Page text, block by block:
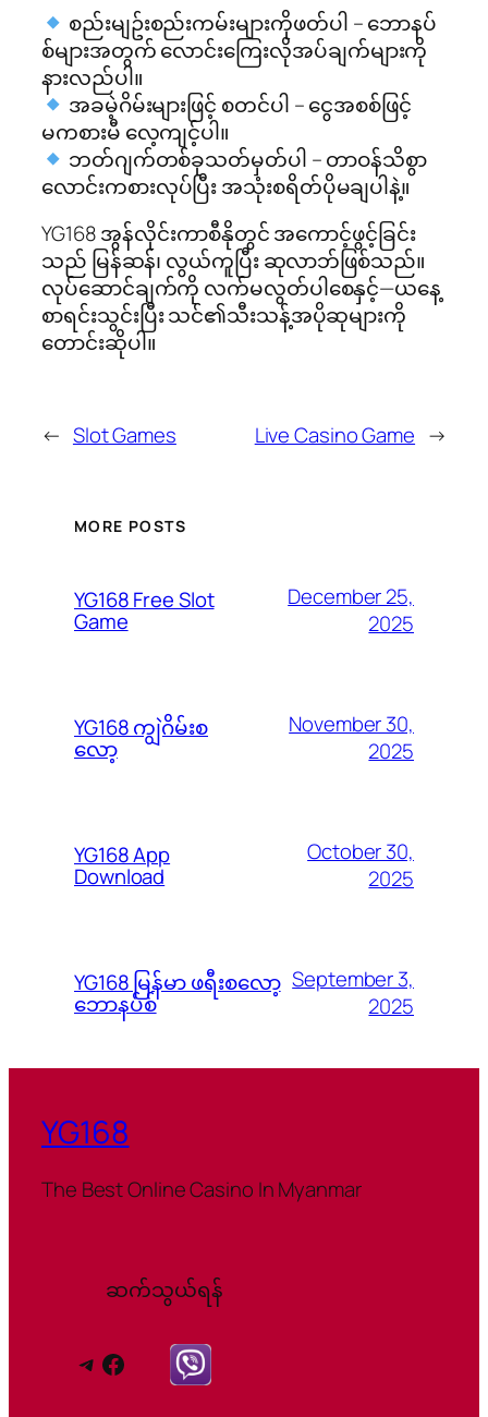
စည်းမျဥ်းစည်းကမ်းများကိုဖတ်ပါ – ဘောနပ်
စ်များအတွက် လောင်းကြေးလိုအပ်ချက်များကို
နားလည်ပါ။
အခမဲ့ဂိမ်းများဖြင့် စတင်ပါ – ငွေအစစ်ဖြင့်
မကစားမီ လေ့ကျင့်ပါ။
ဘတ်ဂျက်တစ်ခုသတ်မှတ်ပါ – တာဝန်သိစွာ
လောင်းကစားလုပ်ပြီး အသုံးစရိတ်ပိုမချပါနဲ့။
YG168 အွန်လိုင်းကာစီနိုတွင် အကောင့်ဖွင့်ခြင်း
သည် မြန်ဆန်၊ လွယ်ကူပြီး ဆုလာဘ်ဖြစ်သည်။
လုပ်ဆောင်ချက်ကို လက်မလွတ်ပါစေနှင့်—ယနေ့
စာရင်းသွင်းပြီး သင်၏သီးသန့်အပိုဆုများကို
တောင်းဆိုပါ။
← Slot Games Live Casino Game →
MORE POSTS
YG168 Free Slot
Game
December 25,
2025
YG168 ကျွဲဂိမ်းစ
လော့
November 30,
2025
YG168 App
Download
October 30,
2025
YG168 မြန်မာ ဖရီးစလော့
ဘောနပ်စ်
September 3,
2025
YG168
The Best Online Casino In Myanmar
ဆက်သွယ်ရန်
Telegram
Facebook